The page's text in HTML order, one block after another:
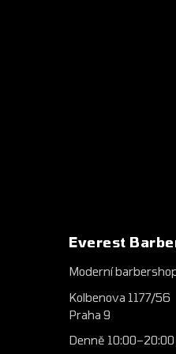
Everest
Moderní
Kolbenova 1177/56
Praha 9
Denně 10:00–20:00